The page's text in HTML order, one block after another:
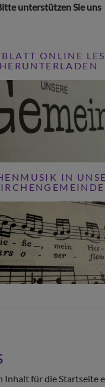
unterstützen Sie uns
ONLINE
HERUNTERLADEN
IN
Inhalt für die Startseite